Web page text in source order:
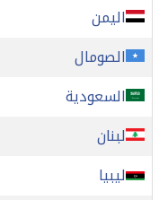
اليمن
الصومال
السعودية
لبنان
ليبيا